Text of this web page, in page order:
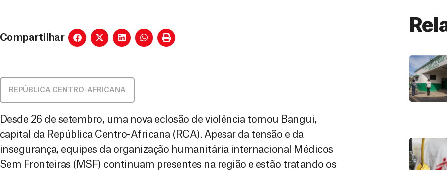
Compartilhar
REPÚBLICA CENTRO-AFRICANA
Desde 26 de setembro, uma nova eclosão de violência tomou Bangui,
capital da República Centro-Africana (RCA). Apesar da tensão e da
insegurança, equipes da organização humanitária internacional Médicos
Sem Fronteiras (MSF) continuam presentes na região e estão tratando os